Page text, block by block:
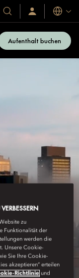
Unsere
Hotels
und
Resorts
Anmelden/Jetzt
beitreten
Sprachen
Aufenthalt buchen
zu
Funktionalität der
werden die
Unsere Cookie-
Sie Ihre Cookie-
akzeptieren“ erteilen
Richtlinie und